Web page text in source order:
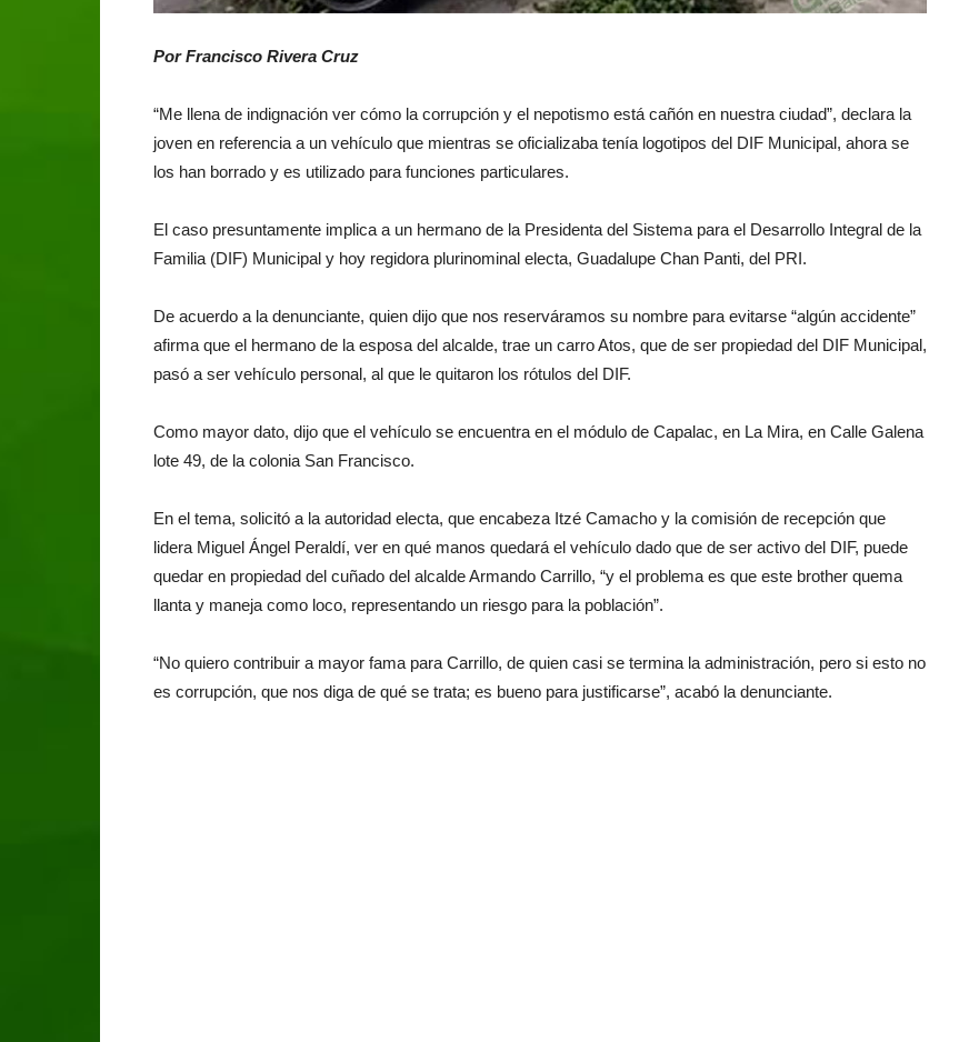
Por Francisco Rivera Cruz
“Me llena de indignación ver cómo la corrupción y el nepotismo está cañón en nuestra ciudad”, declara la
joven en referencia a un vehículo que mientras se oficializaba tenía logotipos del DIF Municipal, ahora se
los han borrado y es utilizado para funciones particulares.
El caso presuntamente implica a un hermano de la Presidenta del Sistema para el Desarrollo Integral de la
Familia (DIF) Municipal y hoy regidora plurinominal electa, Guadalupe Chan Panti, del PRI.
De acuerdo a la denunciante, quien dijo que nos reserváramos su nombre para evitarse “algún accidente”
afirma que el hermano de la esposa del alcalde, trae un carro Atos, que de ser propiedad del DIF Municipal,
pasó a ser vehículo personal, al que le quitaron los rótulos del DIF.
Como mayor dato, dijo que el vehículo se encuentra en el módulo de Capalac, en La Mira, en Calle Galena
lote 49, de la colonia San Francisco.
En el tema, solicitó a la autoridad electa, que encabeza Itzé Camacho y la comisión de recepción que
lidera Miguel Ángel Peraldí, ver en qué manos quedará el vehículo dado que de ser activo del DIF, puede
quedar en propiedad del cuñado del alcalde Armando Carrillo, “y el problema es que este brother quema
llanta y maneja como loco, representando un riesgo para la población”.
“No quiero contribuir a mayor fama para Carrillo, de quien casi se termina la administración, pero si esto no
es corrupción, que nos diga de qué se trata; es bueno para justificarse”, acabó la denunciante.